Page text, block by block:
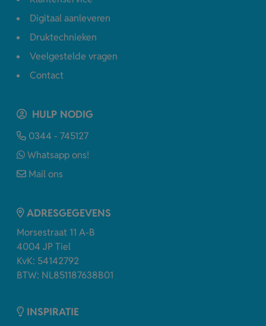
Digitaal aanleveren
Druktechnieken
Veelgestelde vragen
Contact
HULP NODIG
0344 - 745127
Whatsapp ons!
Mail ons
ADRESGEGEVENS
Morsestraat 11 A-B
4004 JP Tiel
KvK: 54142792
BTW: NL851187638B01
INSPIRATIE